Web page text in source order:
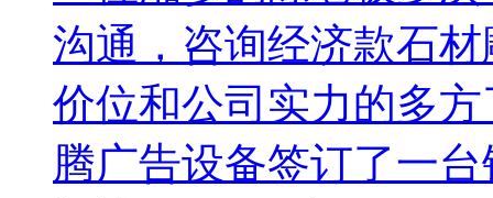
沟通，咨询经济款石
价位和公司实力的多
腾广告设备签订了一